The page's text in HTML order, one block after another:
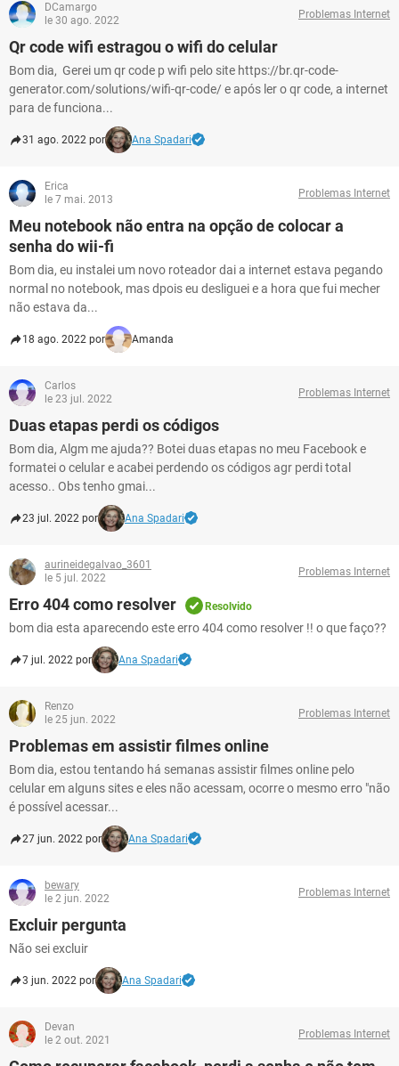
DCamargo
le 30 ago. 2022
Problemas Internet
Qr code wifi estragou o wifi do celular
Bom dia, Gerei um qr code p wifi pelo site https://br.qr-code-
generator.com/solutions/wifi-qr-code/ e após ler o qr code, a internet
para de funciona...
31 ago. 2022 por Ana Spadari
Erica
le 7 mai. 2013
Problemas Internet
Meu notebook não entra na opção de colocar a
senha do wii-fi
Bom dia, eu instalei um novo roteador dai a internet estava pegando
normal no notebook, mas dpois eu desliguei e a hora que fui mecher
não estava da...
18 ago. 2022 por Amanda
Carlos
le 23 jul. 2022
Problemas Internet
Duas etapas perdi os códigos
Bom dia, Algm me ajuda?? Botei duas etapas no meu Facebook e
formatei o celular e acabei perdendo os códigos agr perdi total
acesso.. Obs tenho gmai...
23 jul. 2022 por Ana Spadari
aurineidegalvao_3601
le 5 jul. 2022
Problemas Internet
Erro 404 como resolver Resolvido
bom dia esta aparecendo este erro 404 como resolver !! o que faço??
7 jul. 2022 por Ana Spadari
Renzo
le 25 jun. 2022
Problemas Internet
Problemas em assistir filmes online
Bom dia, estou tentando há semanas assistir filmes online pelo
celular em alguns sites e eles não acessam, ocorre o mesmo erro "não
é possível acessar...
27 jun. 2022 por Ana Spadari
bewary
le 2 jun. 2022
Problemas Internet
Excluir pergunta
Não sei excluir
3 jun. 2022 por Ana Spadari
Devan
le 2 out. 2021
Problemas Internet